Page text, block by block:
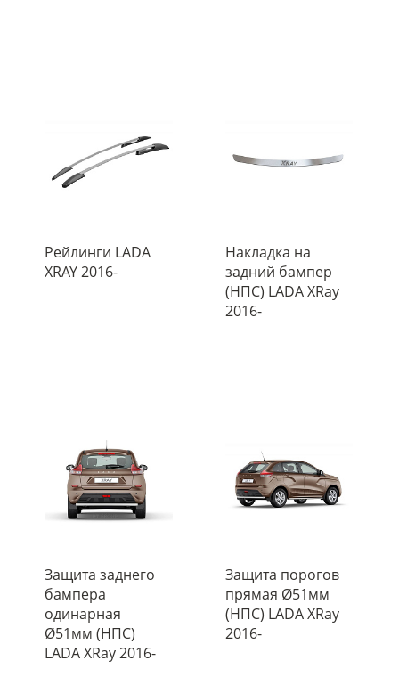
Рейлинги LADA
XRAY 2016-
Накладка на
задний бампер
(НПС) LADA XRay
2016-
Защита заднего
бампера
одинарная
Ø51мм (НПС)
LADA XRay 2016-
Защита порогов
прямая Ø51мм
(НПС) LADA XRay
2016-